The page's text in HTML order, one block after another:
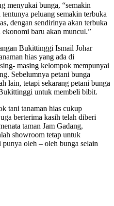
menyukai bunga, “semakin
peluang semakin terbuka
dengan sendirinya akan terbuka
baru akan muncul.”
Bukittinggi Ismail Johar
hias yang ada di
masing kelompok mempunyai
Sebelumnya petani bunga
lain, tetapi sekarang petani bunga
untuk membeli bibit.
tani tanaman hias cukup
berterima kasih telah diberi
taman Jam Gadang,
showroom tetap untuk
oleh – oleh bunga selain